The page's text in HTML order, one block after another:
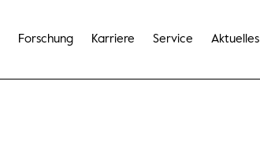
Forschung Karriere Service Aktuelles